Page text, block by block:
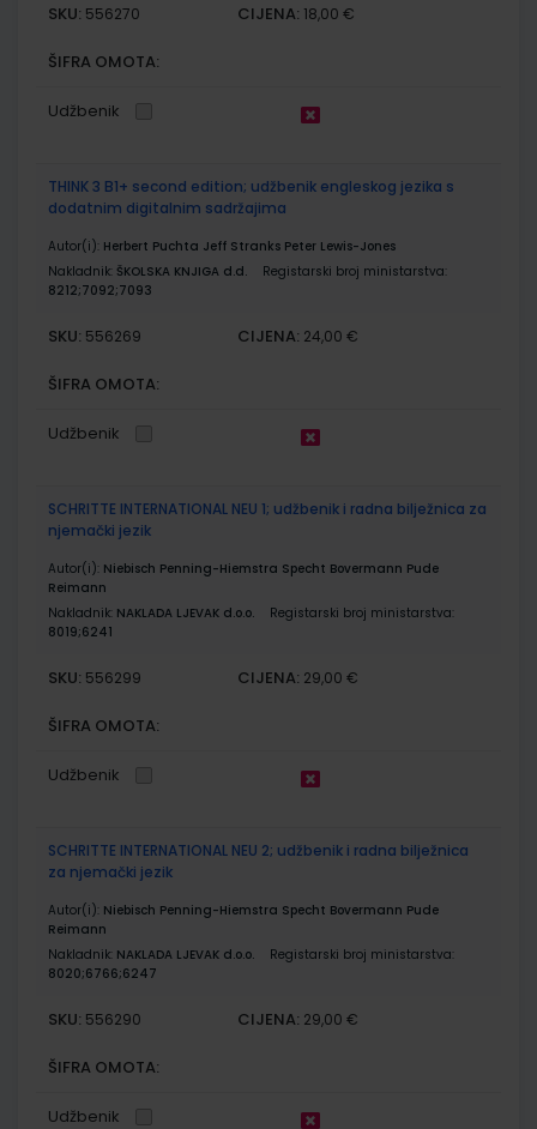
SKU: 556270 CIJENA: 18,00 €
ŠIFRA OMOTA:
Udžbenik
THINK 3 B1+ second edition; udžbenik engleskog jezika s
dodatnim digitalnim sadržajima
Autor(i): Herbert Puchta Jeff Stranks Peter Lewis-Jones
Nakladnik: ŠKOLSKA KNJIGA d.d.
Registarski broj ministarstva:
8212;7092;7093
SKU: 556269 CIJENA: 24,00 €
ŠIFRA OMOTA:
Udžbenik
SCHRITTE INTERNATIONAL NEU 1; udžbenik i radna bilježnica za
njemački jezik
Autor(i): Niebisch Penning-Hiemstra Specht Bovermann Pude
Reimann
Nakladnik: NAKLADA LJEVAK d.o.o.
Registarski broj ministarstva:
8019;6241
SKU: 556299 CIJENA: 29,00 €
ŠIFRA OMOTA:
Udžbenik
SCHRITTE INTERNATIONAL NEU 2; udžbenik i radna bilježnica
za njemački jezik
Autor(i): Niebisch Penning-Hiemstra Specht Bovermann Pude
Reimann
Nakladnik: NAKLADA LJEVAK d.o.o.
Registarski broj ministarstva:
8020;6766;6247
SKU: 556290 CIJENA: 29,00 €
ŠIFRA OMOTA:
Udžbenik